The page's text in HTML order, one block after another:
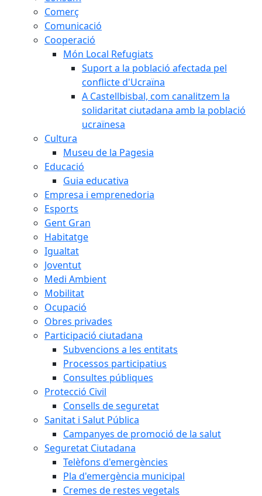
Comerç
Comunicació
Cooperació
Món Local Refugiats
Suport a la població afectada pel
conflicte d'Ucraïna
A Castellbisbal, com canalitzem la
solidaritat ciutadana amb la població
ucraïnesa
Cultura
Museu de la Pagesia
Educació
Guia educativa
Empresa i emprenedoria
Esports
Gent Gran
Habitatge
Igualtat
Joventut
Medi Ambient
Mobilitat
Ocupació
Obres privades
Participació ciutadana
Subvencions a les entitats
Processos participatius
Consultes públiques
Protecció Civil
Consells de seguretat
Sanitat i Salut Pública
Campanyes de promoció de la salut
Seguretat Ciutadana
Telèfons d'emergències
Pla d'emergència municipal
Cremes de restes vegetals